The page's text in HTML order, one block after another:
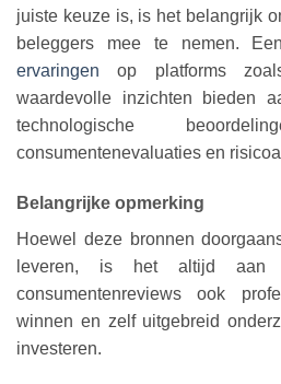
juiste keuze is, is het belangrijk
beleggers mee te nemen.
ervaringen op platforms
waardevolle inzichten bieden
technologische
consumentenevaluaties en
Belangrijke opmerking
Hoewel deze bronnen
leveren, is het altijd aan
consumentenreviews ook
winnen en zelf uitgebreid
investeren.